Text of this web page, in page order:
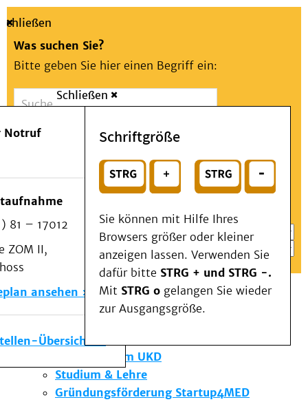
Suche
Schließen
Was suchen Sie?
Bitte geben Sie hier einen Begriff ein:
Suchen
oder
Wählen Sie ein Thema für Ihren Schnelleinstieg
Notfall
Schließen
Notruf
81 – 17012
ZOM II,
ansehen
Übersicht
Schriftgröße
Sie können mit Hilfe Ihres
Browsers größer oder kleiner
anzeigen lassen. Verwenden Sie
dafür bitte STRG + und STRG -.
Mit STRG o gelangen Sie wieder
zur Ausgangsgröße.
Menü
Patienten & Besucher
Kliniken/Institute/Zentren
Als Patient am UKD
Beratung und Unterstützung
Veranstaltungen
Kommunikation im Medizinwesen (KIM)
Notfall
Forschung & Lehre
Die Institute des UKD
Forschung am UKD
Studium & Lehre
Gründungsförderung Startup4MED